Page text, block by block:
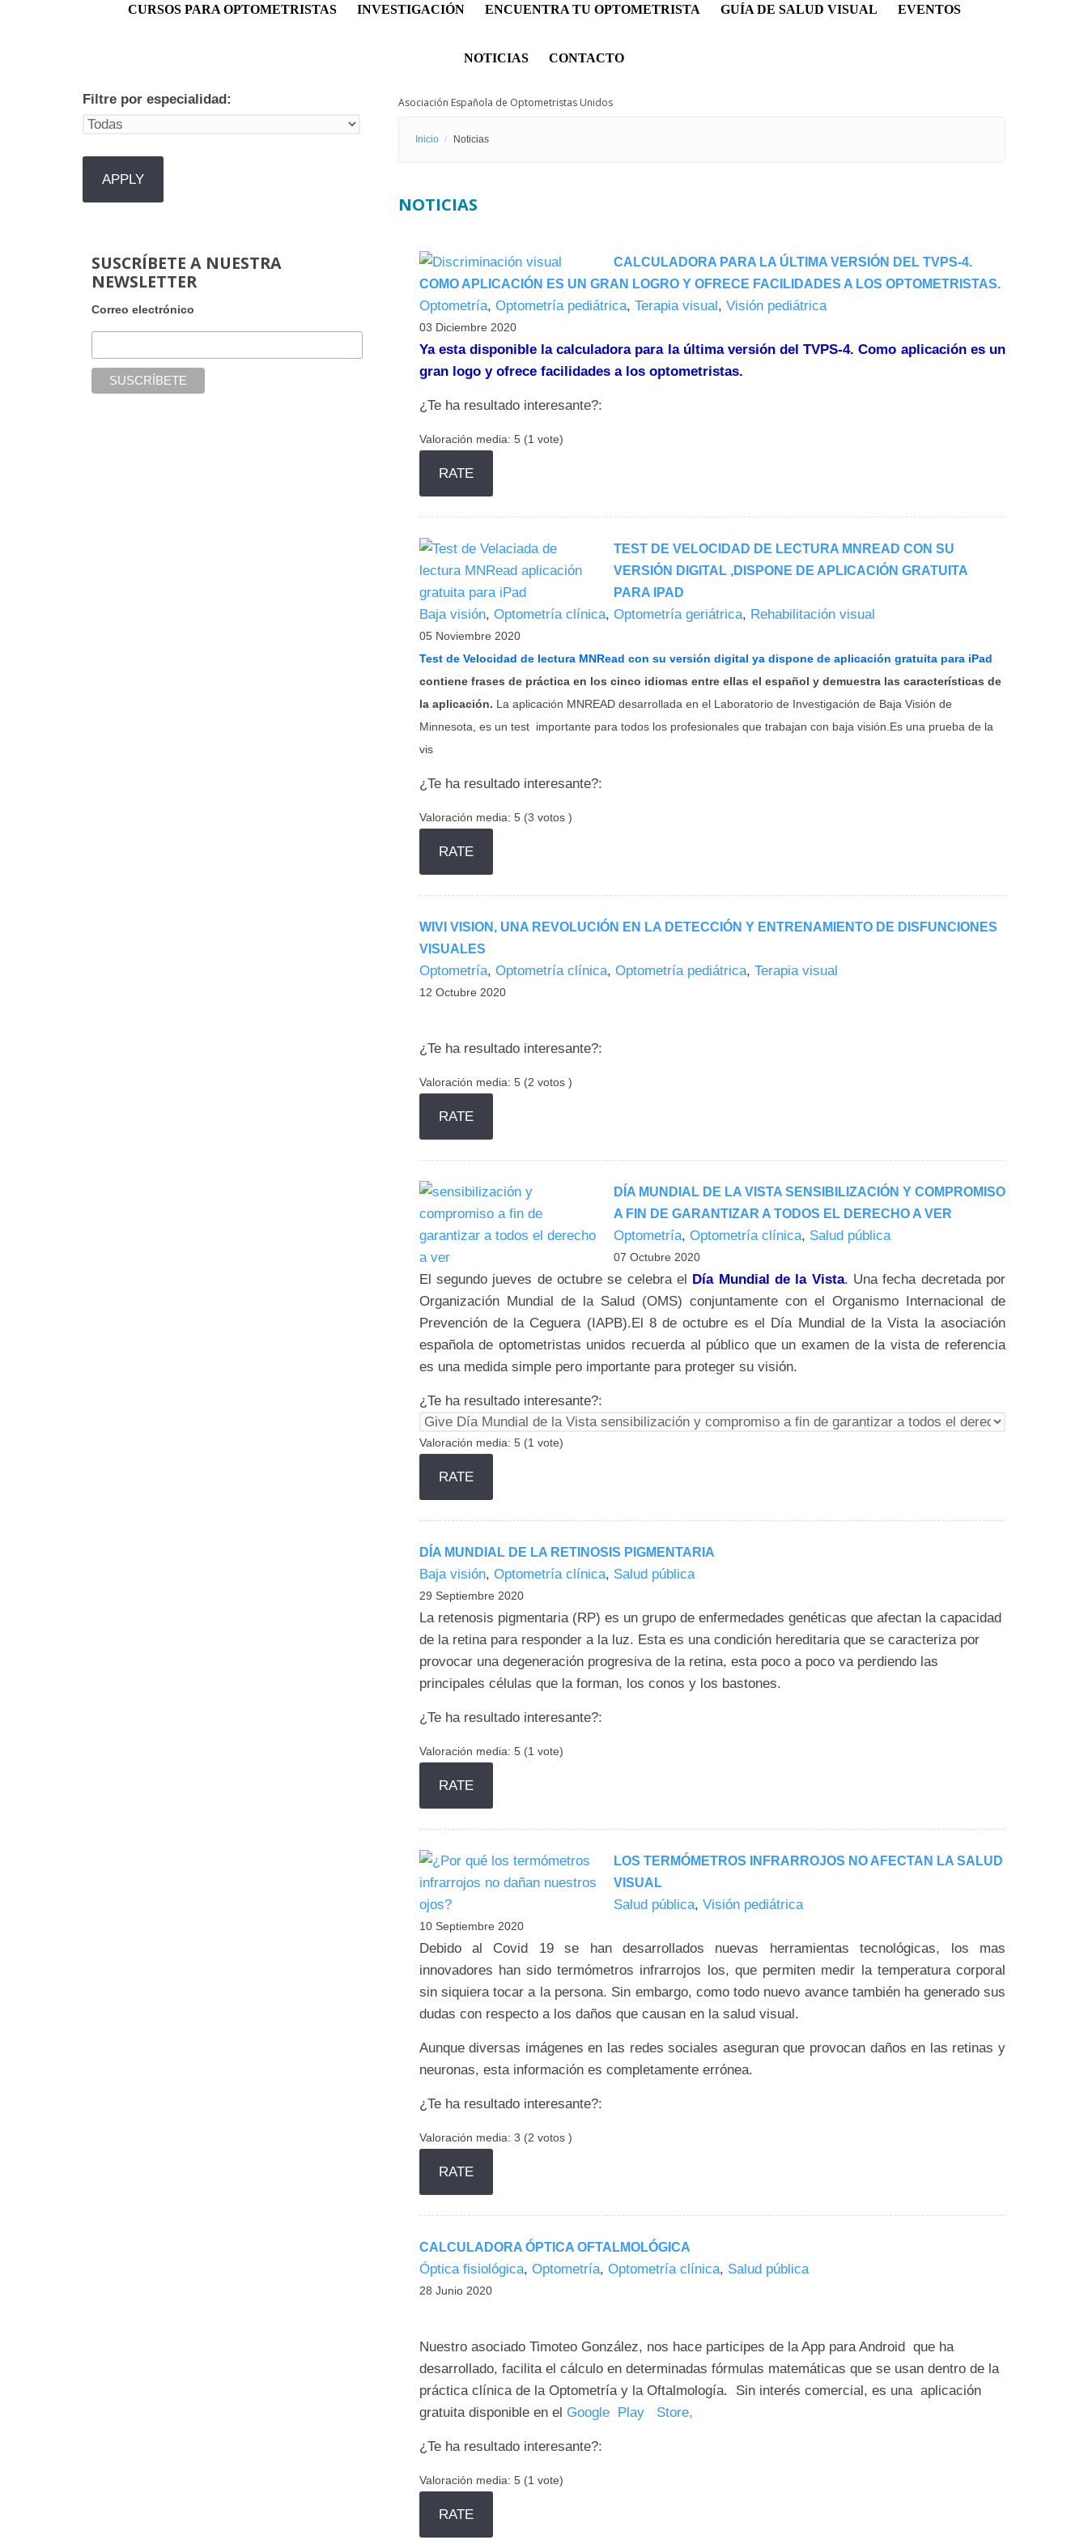
Menú principal
CURSOS PARA OPTOMETRISTAS INVESTIGACIÓN ENCUENTRA TU OPTOMETRISTA GUÍA DE SALUD VISUAL EVENTOS
NOTICIAS CONTACTO
Filtre por especialidad:
SUSCRÍBETE A NUESTRA
NEWSLETTER
Correo electrónico
Asociación Española de Optometristas Unidos
Inicio Noticias
NOTICIAS
CALCULADORA PARA LA ÚLTIMA VERSIÓN DEL TVPS-4.
COMO APLICACIÓN ES UN GRAN LOGRO Y OFRECE FACILIDADES A LOS OPTOMETRISTAS.
Optometría, Optometría pediátrica, Terapia visual, Visión pediátrica
03 Diciembre 2020
Ya esta disponible la calculadora para la última versión del TVPS-4. Como aplicación es un
gran logo y ofrece facilidades a los optometristas.
¿Te ha resultado interesante?:
Valoración media: 5 (1 vote)
TEST DE VELOCIDAD DE LECTURA MNREAD CON SU
VERSIÓN DIGITAL ,DISPONE DE APLICACIÓN GRATUITA
PARA IPAD
Baja visión, Optometría clínica, Optometría geriátrica, Rehabilitación visual
05 Noviembre 2020
Test de Velocidad de lectura MNRead con su versión digital ya dispone de aplicación gratuita para iPad
contiene frases de práctica en los cinco idiomas entre ellas el español y demuestra las características de
la aplicación. La aplicación MNREAD desarrollada en el Laboratorio de Investigación de Baja Visión de
Minnesota, es un test importante para todos los profesionales que trabajan con baja visión.Es una prueba de la
vis
¿Te ha resultado interesante?:
Valoración media: 5 (3 votos )
WIVI VISION, UNA REVOLUCIÓN EN LA DETECCIÓN Y ENTRENAMIENTO DE DISFUNCIONES
VISUALES
Optometría, Optometría clínica, Optometría pediátrica, Terapia visual
12 Octubre 2020
¿Te ha resultado interesante?:
Valoración media: 5 (2 votos )
DÍA MUNDIAL DE LA VISTA SENSIBILIZACIÓN Y COMPROMISO
A FIN DE GARANTIZAR A TODOS EL DERECHO A VER
Optometría, Optometría clínica, Salud pública
07 Octubre 2020
El segundo jueves de octubre se celebra el Día Mundial de la Vista. Una fecha decretada por
Organización Mundial de la Salud (OMS) conjuntamente con el Organismo Internacional de
Prevención de la Ceguera (IAPB).El 8 de octubre es el Día Mundial de la Vista la asociación
española de optometristas unidos recuerda al público que un examen de la vista de referencia
es una medida simple pero importante para proteger su visión.
¿Te ha resultado interesante?:
Valoración media: 5 (1 vote)
DÍA MUNDIAL DE LA RETINOSIS PIGMENTARIA
Baja visión, Optometría clínica, Salud pública
29 Septiembre 2020
La retenosis pigmentaria (RP) es un grupo de enfermedades genéticas que afectan la capacidad
de la retina para responder a la luz. Esta es una condición hereditaria que se caracteriza por
provocar una degeneración progresiva de la retina, esta poco a poco va perdiendo las
principales células que la forman, los conos y los bastones.
¿Te ha resultado interesante?:
Valoración media: 5 (1 vote)
LOS TERMÓMETROS INFRARROJOS NO AFECTAN LA SALUD
VISUAL
Salud pública, Visión pediátrica
10 Septiembre 2020
Debido al Covid 19 se han desarrollados nuevas herramientas tecnológicas, los mas
innovadores han sido termómetros infrarrojos los, que permiten medir la temperatura corporal
sin siquiera tocar a la persona. Sin embargo, como todo nuevo avance también ha generado sus
dudas con respecto a los daños que causan en la salud visual.
Aunque diversas imágenes en las redes sociales aseguran que provocan daños en las retinas y
neuronas, esta información es completamente errónea.
¿Te ha resultado interesante?:
Valoración media: 3 (2 votos )
CALCULADORA ÓPTICA OFTALMOLÓGICA
Óptica fisiológica, Optometría, Optometría clínica, Salud pública
28 Junio 2020
Nuestro asociado Timoteo González, nos hace participes de la App para Android que ha
desarrollado, facilita el cálculo en determinadas fórmulas matemáticas que se usan dentro de la
práctica clínica de la Optometría y la Oftalmología. Sin interés comercial, es una aplicación
gratuita disponible en el Google Play Store,
¿Te ha resultado interesante?:
Valoración media: 5 (1 vote)